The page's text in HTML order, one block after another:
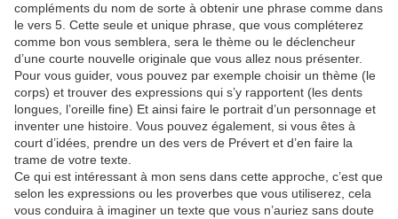
compléments du nom de sorte à obtenir une phrase comme dans
le vers 5. Cette seule et unique phrase, que vous compléterez
comme bon vous semblera, sera le thème ou le déclencheur
d’une courte nouvelle originale que vous allez nous présenter.
Pour vous guider, vous pouvez par exemple choisir un thème (le
corps) et trouver des expressions qui s’y rapportent (les dents
longues, l’oreille fine) Et ainsi faire le portrait d’un personnage et
inventer une histoire. Vous pouvez également, si vous êtes à
court d’idées, prendre un des vers de Prévert et d’en faire la
trame de votre texte.
Ce qui est intéressant à mon sens dans cette approche, c’est que
selon les expressions ou les proverbes que vous utiliserez, cela
vous conduira à imaginer un texte que vous n’auriez sans doute